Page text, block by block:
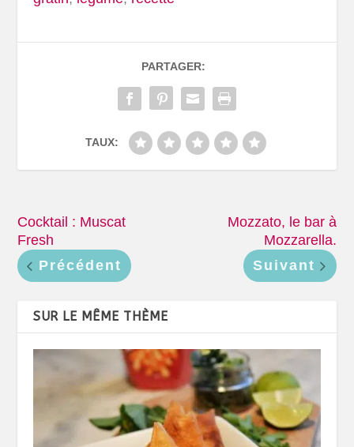
PARTAGER:
TAUX:
Cocktail : Muscat
Fresh
Précédent
Mozzato, le bar à
Mozzarella.
Suivant
SUR LE MÊME THÈME